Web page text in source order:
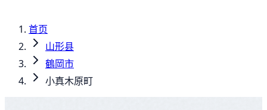
首页
山形县
鶴岡市
小真木原町